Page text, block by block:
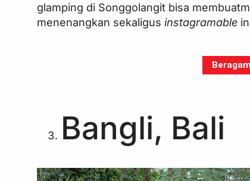
glamping di Songgolangit bisa
menenangkan sekaligusinstagramable
Bangli, Bali